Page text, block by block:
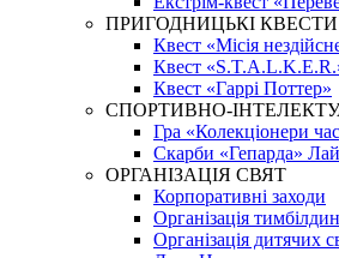
ПРИГОДНИЦЬКІ КВЕСТИ
Квест «Місія
Квест
Квест «Гаррі Поттер»
СПОРТИВНО-
Гра «Колекціонери
Скарби «Гепарда»
ОРГАНІЗАЦІЯ СВЯТ
Корпоративні заходи
Організація
Організація дитячих